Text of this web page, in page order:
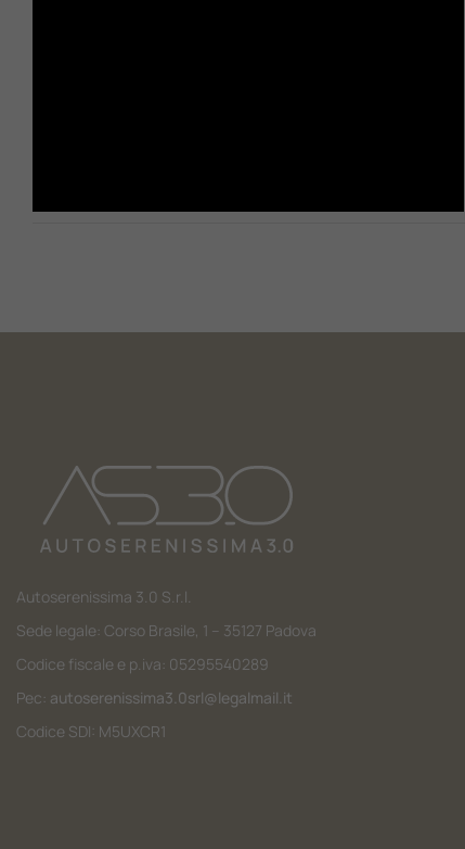
Autoserenissima 3.0 S.r.l.
Sede legale: Corso Brasile, 1 – 35127 Padova
Codice fiscale e p.iva: 05295540289
Pec: autoserenissima3.0srl@legalmail.it
Codice SDI: M5UXCR1